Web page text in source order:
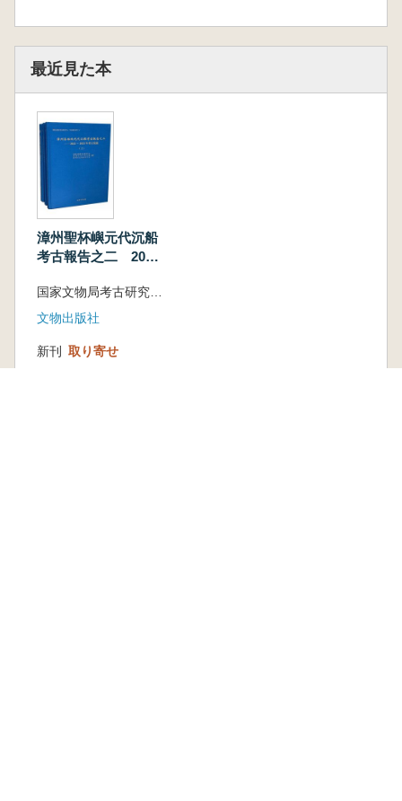
最近見た本
漳州聖杯嶼元代沉船
考古報告之二 2022-
中下 全3冊
文物出版社
新刊 取り寄せ